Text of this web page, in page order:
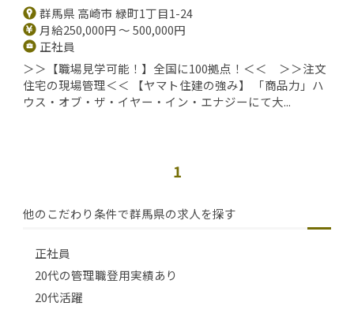
群馬県 高崎市 緑町1丁目1-24
月給250,000円 ～ 500,000円
正社員
＞＞【職場見学可能！】全国に100拠点！＜＜ ＞＞注文
住宅の現場管理＜＜ 【ヤマト住建の強み】 「商品力」ハ
ウス・オブ・ザ・イヤー・イン・エナジーにて大...
1
他のこだわり条件で群馬県の求人を探す
正社員
20代の管理職登用実績あり
20代活躍